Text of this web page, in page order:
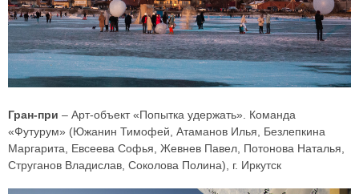
Гран-при – Арт-объект «Попытка удержать». Команда
«Футурум» (Южанин Тимофей, Атаманов Илья, Безлепкина
Маргарита, Евсеева Софья, Жевнев Павел, Потонова Наталья,
Струганов Владислав, Соколова Полина), г. Иркутск